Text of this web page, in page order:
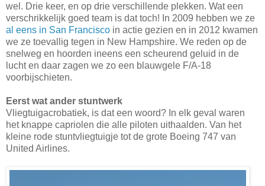
wel. Drie keer, en op drie verschillende plekken. Wat een
verschrikkelijk goed team is dat toch! In 2009 hebben we ze
al eens in San Francisco in actie gezien en in 2012 kwamen
we ze toevallig tegen in New Hampshire. We reden op de
snelweg en hoorden ineens een scheurend geluid in de
lucht en daar zagen we zo een blauwgele F/A-18
voorbijschieten.
Eerst wat ander stuntwerk
Vliegtuigacrobatiek, is dat een woord? In elk geval waren
het knappe capriolen die alle piloten uithaalden. Van het
kleine rode stuntvliegtuigje tot de grote Boeing 747 van
United Airlines.